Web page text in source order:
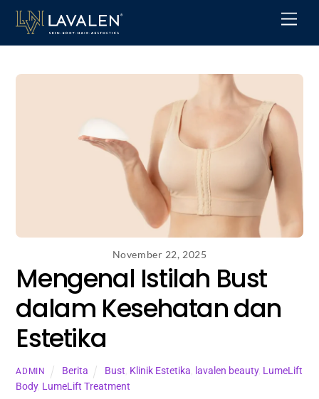
content
November 22, 2025
Mengenal Istilah Bust
dalam Kesehatan dan
Estetika
ADMIN Berita Bust Klinik Estetika lavalen beauty, LumeLift
Body, LumeLift Treatment